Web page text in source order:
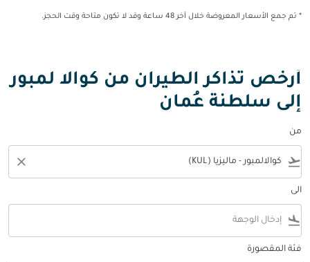
* تم جمع الأسعار المعروضة خلال آخر 48 ساعة وقد لا تكون متاحة وقت الحجز.
أرخص تذاكر الطيران من كوالا لمبور
إلى سلطنة عُمان
من
flight_takeoff
close
الى
flight_land
فئة المقصورة